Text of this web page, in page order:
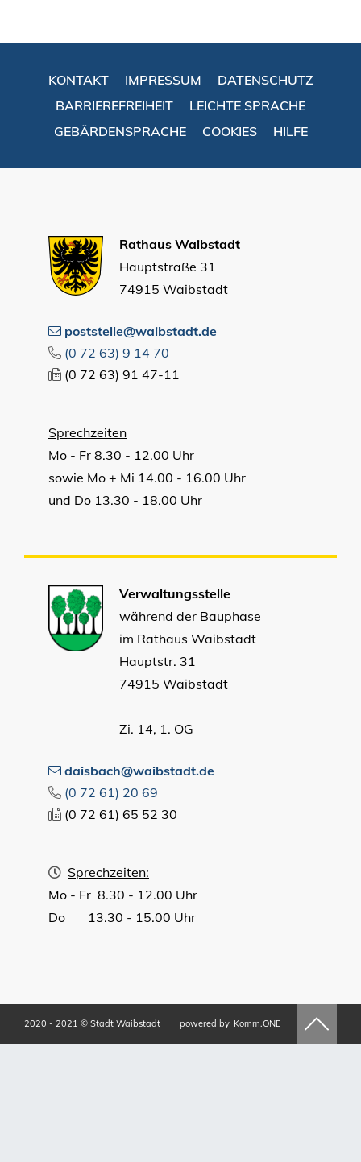
KONTAKT IMPRESSUM
DATENSCHUTZ
BARRIEREFREIHEIT
LEICHTE SPRACHE
GEBÄRDENSPRACHE
COOKIES HILFE
Rathaus Waibstadt
Hauptstraße 31
74915 Waibstadt
poststelle@waibstadt.de
(0 72 63) 9 14 70
(0 72 63) 91 47-11
Sprechzeiten
Mo - Fr 8.30 - 12.00 Uhr
sowie Mo + Mi 14.00 - 16.00 Uhr
und Do 13.30 - 18.00 Uhr
Verwaltungsstelle
während der Bauphase
im Rathaus Waibstadt
Hauptstr. 31
74915 Waibstadt
Zi. 14, 1. OG
daisbach@waibstadt.de
(0 72 61) 20 69
(0 72 61) 65 52 30
Sprechzeiten:
Mo - Fr 8.30 - 12.00 Uhr
Do 13.30 - 15.00 Uhr
2020 - 2021 © Stadt Waibstadt powered by Komm.ONE